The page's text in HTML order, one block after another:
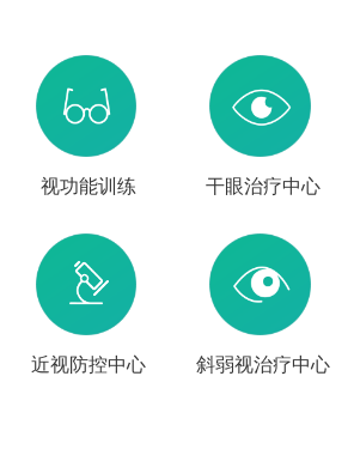
视功能训练 干眼治疗中心
近视防控中心 斜弱视治疗中心